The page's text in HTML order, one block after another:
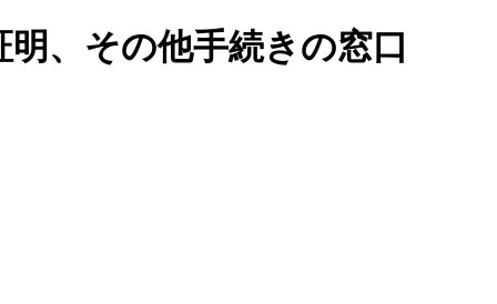
、その他手続きの窓口